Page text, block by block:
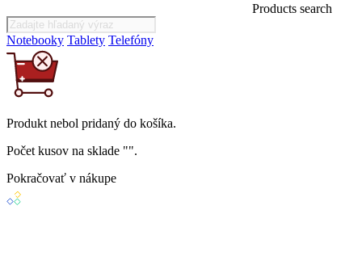
Products search
Notebooky Tablety Telefóny
Produkt nebol pridaný do košíka.
Počet kusov na sklade "".
Pokračovať v nákupe